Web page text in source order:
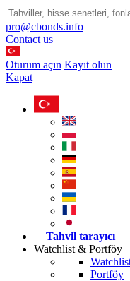
pro@cbonds.info
Contact us
Oturum açın Kayıt olun
Kapat
Tahvil tarayıcı
Watchlist & Portföy
Portföy